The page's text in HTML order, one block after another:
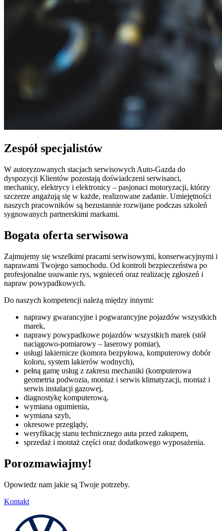
Zespół specjalistów
W autoryzowanych stacjach serwisowych Auto-Gazda do
dyspozycji Klientów pozostają doświadczeni serwisanci,
mechanicy, elektrycy i elektronicy – pasjonaci motoryzacji, którzy
szczerze angażują się w każde, realizowane zadanie. Umiejętności
naszych pracowników są bezustannie rozwijane podczas szkoleń
sygnowanych partnerskimi markami.
Bogata oferta serwisowa
Zajmujemy się wszelkimi pracami serwisowymi, konserwacyjnymi i
naprawami Twojego samochodu. Od kontroli bezpieczeństwa po
profesjonalne usuwanie rys, wgnieceń oraz realizację zgłoszeń i
napraw powypadkowych.
Do naszych kompetencji należą między innymi:
naprawy gwarancyjne i pogwarancyjne pojazdów wszystkich
marek,
naprawy powypadkowe pojazdów wszystkich marek (stół
naciągowo-pomiarowy – laserowy pomiar),
usługi lakiernicze (komora bezpyłowa, komputerowy dobór
koloru, system lakierów wodnych),
pełną gamę usług z zakresu mechaniki (komputerowa
geometria podwozia, montaż i serwis klimatyzacji, montaż i
serwis instalacji gazowej,
diagnostykę komputerową,
wymiana ogumienia,
wymiana szyb,
okresowe przeglądy,
weryfikację stanu technicznego auta przed zakupem,
sprzedaż i montaż części oraz dodatkowego wyposażenia.
Porozmawiajmy!
Opowiedz nam jakie są Twoje potrzeby.
Kontakt